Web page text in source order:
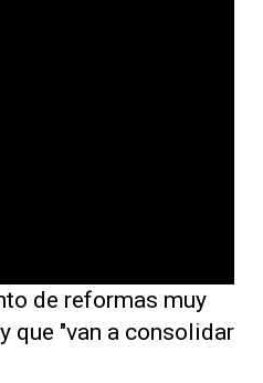
de reformas muy
que "van a consolidar